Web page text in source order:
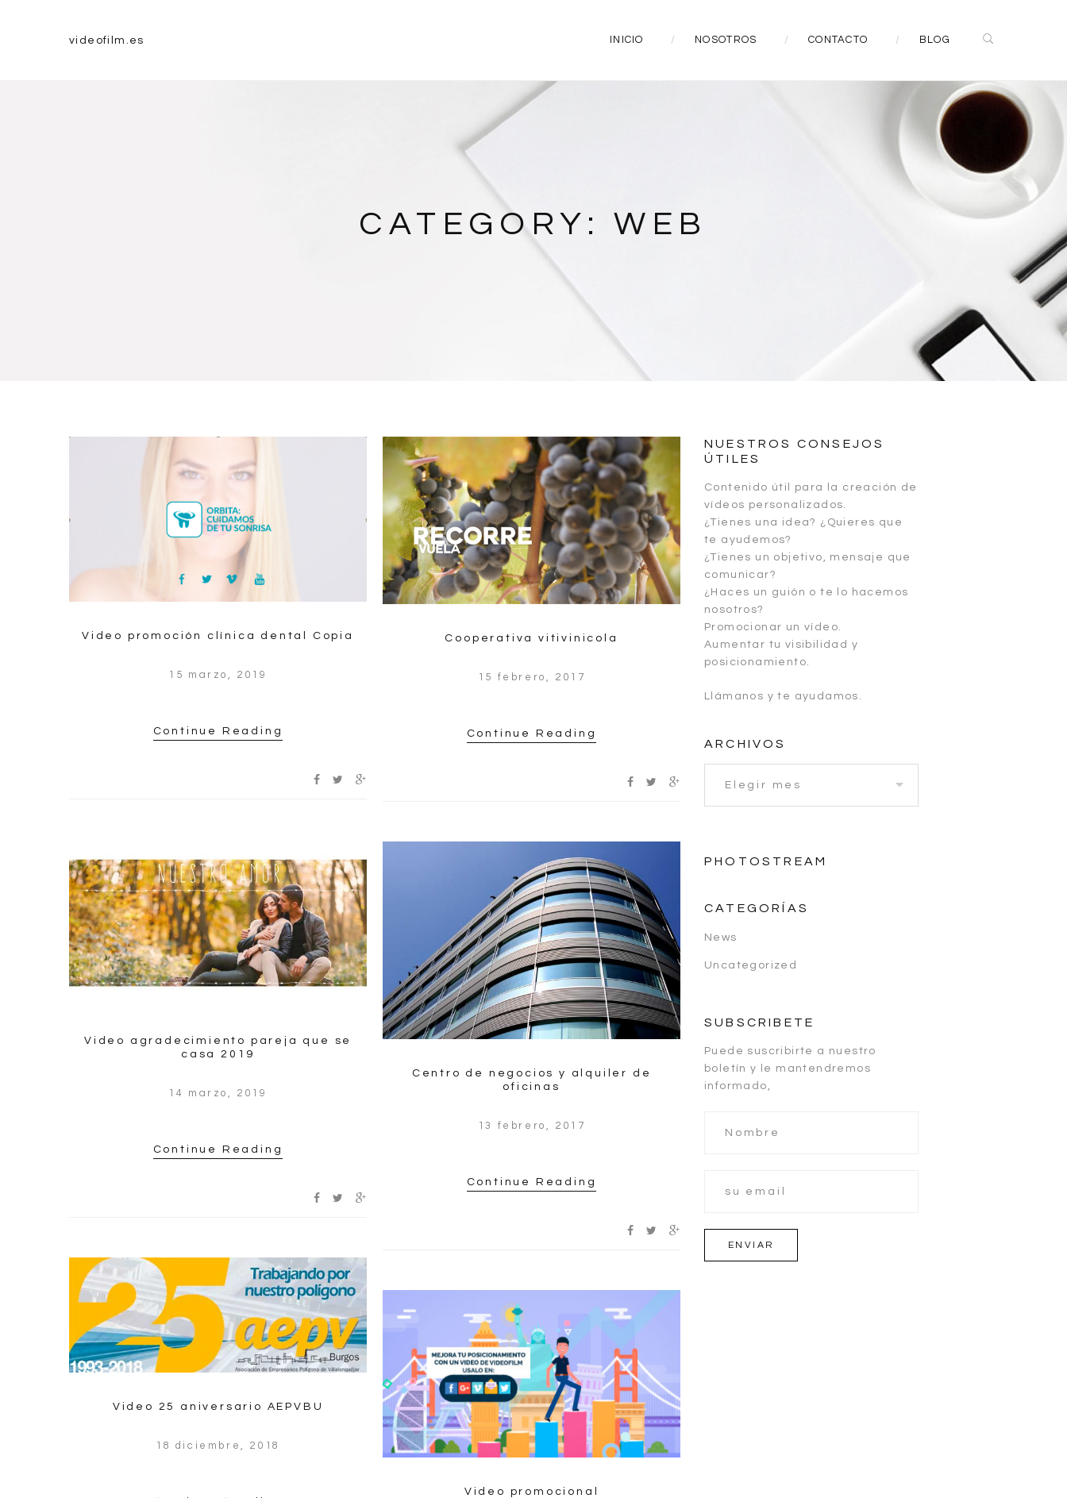
videofilm.es INICIO NOSOTROS CONTACTO BLOG
CATEGORY: WEB
Video promoción clínica dental Copia
15 marzo, 2019
Continue Reading
Video agradecimiento pareja que se
casa 2019
14 marzo, 2019
Continue Reading
Video 25 aniversario AEPVBU
18 diciembre, 2018
Cooperativa vitivinicola
15 febrero, 2017
Continue Reading
Centro de negocios y alquiler de
oficinas
13 febrero, 2017
Continue Reading
Video promocional
NUESTROS CONSEJOS
ÚTILES
Contenido útil para la creación de
vídeos personalizados.
¿Tienes una idea? ¿Quieres que
te ayudemos?
¿Tienes un objetivo, mensaje que
comunicar?
¿Haces un guión o te lo hacemos
nosotros?
Promocionar un vídeo.
Aumentar tu visibilidad y
posicionamiento.
Llámanos y te ayudamos.
ARCHIVOS
PHOTOSTREAM
CATEGORÍAS
News
Uncategorized
SUBSCRIBETE
Puede suscribirte a nuestro
boletín y le mantendremos
informado,